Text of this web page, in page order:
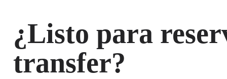
¿Listo para
transfer?